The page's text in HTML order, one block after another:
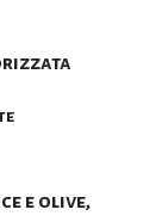
e olive,